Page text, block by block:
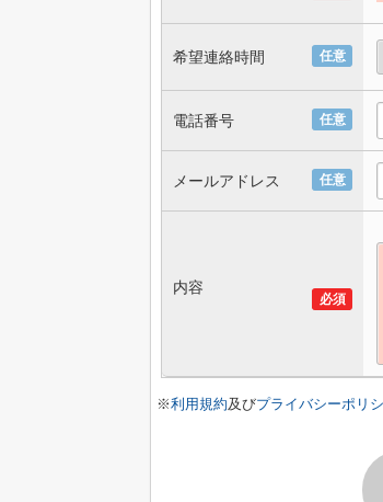
任意
希望連絡時間
任意
電話番号
任意
メールアドレス
必須
内容
※利用規約及びプライバシーポリ